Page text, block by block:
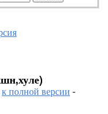
к полной версии -